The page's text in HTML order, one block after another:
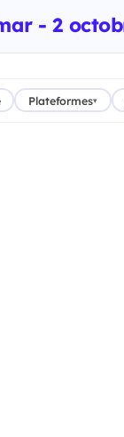
- 2
Plateformes▾